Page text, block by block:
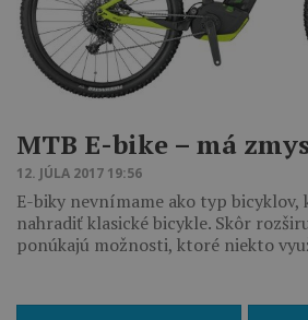
MTB E-bike – má
12. JÚLA 2017 19:56
E-biky nevnímame ako typ bicyklov,
nahradiť klasické bicykle. Skôr
ponúkajú možnosti, ktoré niekto